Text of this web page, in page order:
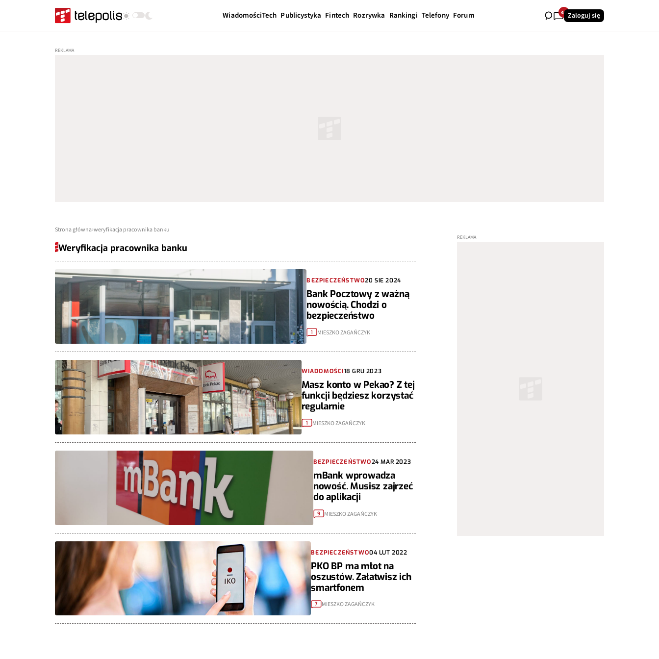
WiadomościTech Publicystyka Fintech Rozrywka Rankingi Telefony Forum 40Zaloguj się
Strona główna weryfikacja pracownika banku
Weryfikacja pracownika banku
BEZPIECZEŃSTWO20 SIE 2024
Bank Pocztowy z ważną
nowością. Chodzi o
bezpieczeństwo
1 MIESZKO ZAGAŃCZYK
WIADOMOŚCI18 GRU 2023
Masz konto w Pekao? Z tej
funkcji będziesz korzystać
regularnie
1 MIESZKO ZAGAŃCZYK
BEZPIECZEŃSTWO24 MAR 2023
mBank wprowadza
nowość. Musisz zajrzeć
do aplikacji
9 MIESZKO ZAGAŃCZYK
BEZPIECZEŃSTWO04 LUT 2022
PKO BP ma młot na
oszustów. Załatwisz ich
smartfonem
7 MIESZKO ZAGAŃCZYK